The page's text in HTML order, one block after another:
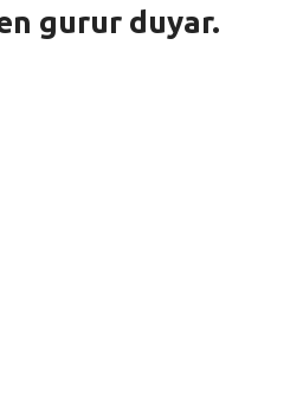
gurur duyar.